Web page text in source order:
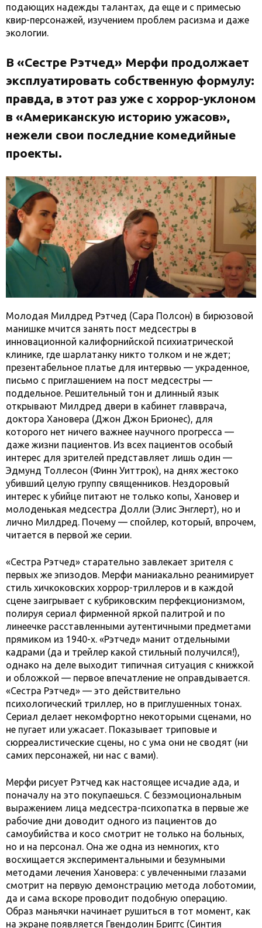
подающих надежды талантах, да еще и с примесью
квир-персонажей, изучением проблем расизма и даже
экологии.
В «Сестре Рэтчед» Мерфи продолжает
эксплуатировать собственную формулу:
правда, в этот раз уже с хоррор-уклоном
в «Американскую историю ужасов»,
нежели свои последние комедийные
проекты.
Молодая Милдред Рэтчед (Сара Полсон) в бирюзовой
манишке мчится занять пост медсестры в
инновационной калифорнийской психиатрической
клинике, где шарлатанку никто толком и не ждет;
презентабельное платье для интервью — украденное,
письмо с приглашением на пост медсестры —
поддельное. Решительный тон и длинный язык
открывают Милдред двери в кабинет главврача,
доктора Хановера (Джон Джон Брионес), для
которого нет ничего важнее научного прогресса —
даже жизни пациентов. Из всех пациентов особый
интерес для зрителей представляет лишь один —
Эдмунд Толлесон (Финн Уиттрок), на днях жестоко
убивший целую группу священников. Нездоровый
интерес к убийце питают не только копы, Хановер и
молоденькая медсестра Долли (Элис Энглерт), но и
лично Милдред. Почему — спойлер, который, впрочем,
читается в первой же серии.
«Сестра Рэтчед» старательно завлекает зрителя с
первых же эпизодов. Мерфи маниакально реанимирует
стиль хичкоковских хоррор-триллеров и в каждой
сцене заигрывает с кубриковским перфекционизмом,
полируя сериал фирменной яркой палитрой и по
линеечке расставленными аутентичными предметами
прямиком из 1940-х. «Рэтчед» манит отдельными
кадрами (да и трейлер какой стильный получился!),
однако на деле выходит типичная ситуация с книжкой
и обложкой — первое впечатление не оправдывается.
«Сестра Рэтчед» — это действительно
психологический триллер, но в приглушенных тонах.
Сериал делает некомфортно некоторыми сценами, но
не пугает или ужасает. Показывает триповые и
сюрреалистические сцены, но с ума они не сводят (ни
самих персонажей, ни нас с вами).
Мерфи рисует Рэтчед как настоящее исчадие ада, и
поначалу на это покупаешься. С безэмоциональным
выражением лица медсестра-психопатка в первые же
рабочие дни доводит одного из пациентов до
самоубийства и косо смотрит не только на больных,
но и на персонал. Она же одна из немногих, кто
восхищается экспериментальными и безумными
методами лечения Хановера: с увлеченными глазами
смотрит на первую демонстрацию метода лоботомии,
да и сама вскоре проводит подобную операцию.
Образ маньячки начинает рушиться в тот момент, как
на экране появляется Гвендолин Бриггс (Синтия